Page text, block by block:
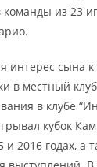
из 23
интерес сына
в местный
в клубе
кубок
и 2016 годах, а